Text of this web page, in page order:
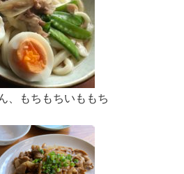
、もちもちいももち